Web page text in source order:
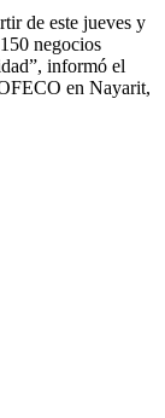
de este jueves y
negocios
informó el
en Nayarit,